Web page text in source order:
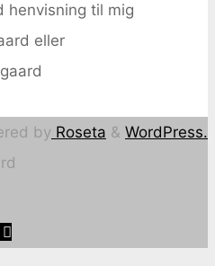
henvisning til mig
eller
by Roseta & WordPress.